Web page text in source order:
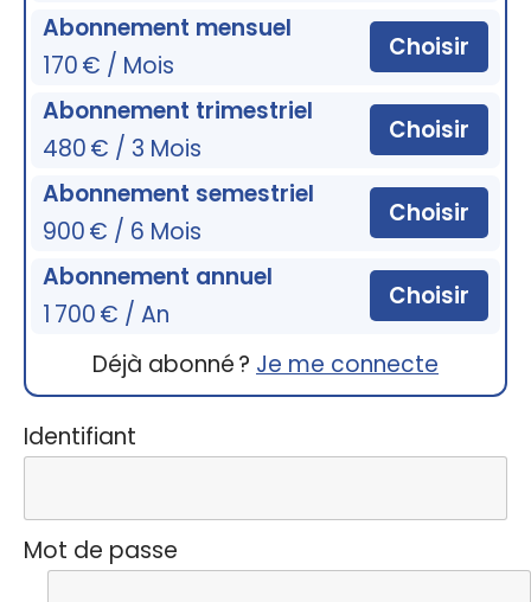
Abonnement mensuel
170 € / Mois
Choisir
Abonnement trimestriel
480 € / 3 Mois
Choisir
Abonnement semestriel
900 € / 6 Mois
Choisir
Abonnement annuel
1 700 € / An
Choisir
Déjà abonné ? Je me connecte
Identifiant
Mot de passe